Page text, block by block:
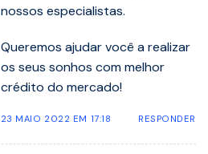
nossos especialistas.
Queremos ajudar você a realizar
os seus sonhos com melhor
crédito do mercado!
23 MAIO 2022 EM 17:18 RESPONDER